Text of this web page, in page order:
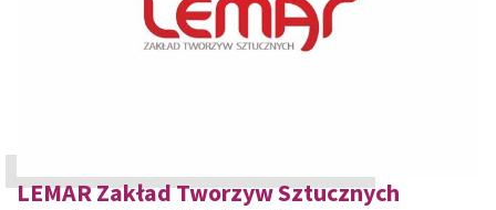
LEMAR Zakład Tworzyw Sztucznych